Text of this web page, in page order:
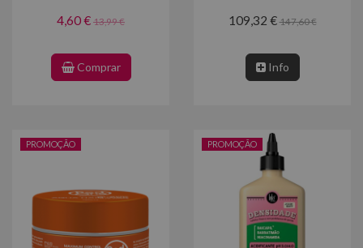
4,60 € 13,99 €
Comprar
109,32 €147,60 €
Info
PROMOÇÃO PROMOÇÃO